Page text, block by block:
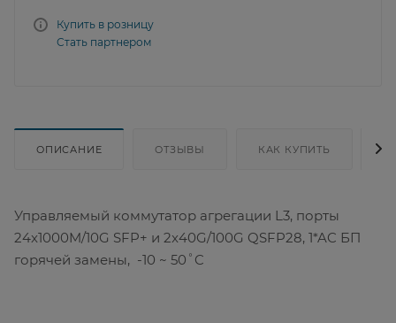
Купить в розницу
Стать партнером
ОПИСАНИЕ ОТЗЫВЫ КАК КУПИТЬ
Управляемый коммутатор агрегации L3, порты
24x1000M/10G SFP+ и 2x40G/100G QSFP28, 1*AC БП
горячей замены, -10 ~ 50˚C